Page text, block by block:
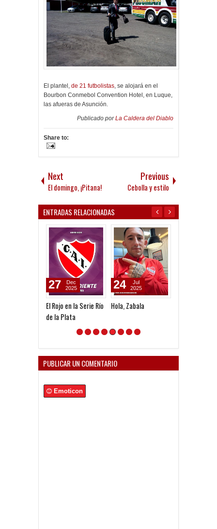
El plantel, de 21 futbolistas, se alojará en el
Bourbon Conmebol Convention Hotel, en Luque,
las afueras de Asunción.
Publicado porLa Caldera del Diablo
Share to:
Next
El domingo, ¡Pitana!
Previous
Cebolla y estilo
ENTRADAS RELACIONADAS
El Rojo en la Serie Río
de la Plata
27
Dec
2025
Hola, Zabala
24
Jul
2025
PUBLICAR UN COMENTARIO
Emoticon